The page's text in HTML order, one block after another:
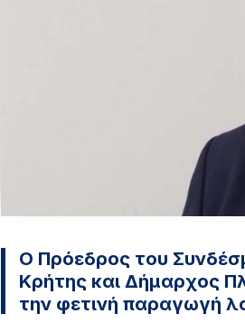
Ο Πρόεδρος του
Κρήτης και Δήμαρχος
την φετινή παραγωγή